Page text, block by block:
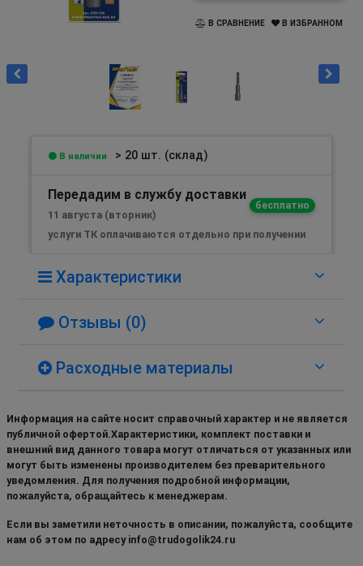
В СРАВНЕНИЕ В ИЗБРАННОМ
В наличии > 20 шт. (склад)
Передадим в службу доставки
бесплатно
11 августа (вторник)
услуги ТК оплачиваются отдельно при получении
Характеристики
Отзывы (0)
Расходные материалы
Информация на сайте носит справочный характер и не является
публичной офертой.Характеристики, комплект поставки и
внешний вид данного товара могут отличаться от указанных или
могут быть изменены производителем без преварительного
уведомления. Для получения подробной информации,
пожалуйста, обращайтесь к менеджерам.
Если вы заметили неточность в описании, пожалуйста, сообщите
нам об этом по адресу info@trudogolik24.ru